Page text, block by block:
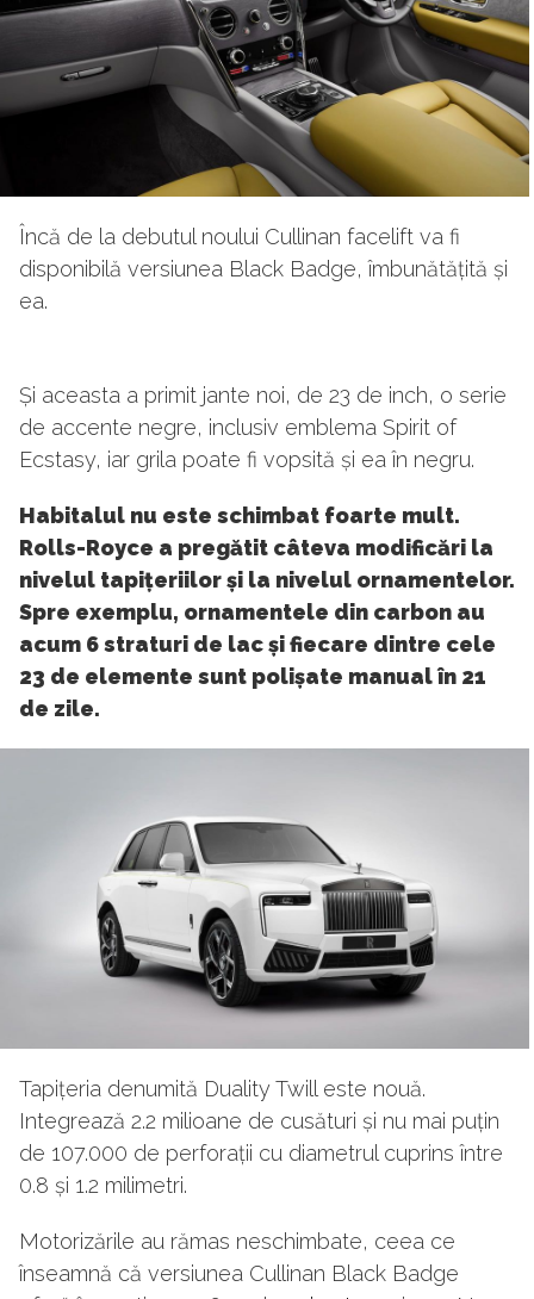
Încă de la debutul noului Cullinan facelift va fi
disponibilă versiunea Black Badge, îmbunătățită și
ea.
Și aceasta a primit jante noi, de 23 de inch, o serie
de accente negre, inclusiv emblema Spirit of
Ecstasy, iar grila poate fi vopsită și ea în negru.
Habitalul nu este schimbat foarte mult.
Rolls-Royce a pregătit câteva modificări la
nivelul tapițeriilor și la nivelul ornamentelor.
Spre exemplu, ornamentele din carbon au
acum 6 straturi de lac și fiecare dintre cele
23 de elemente sunt polișate manual în 21
de zile.
Tapițeria denumită Duality Twill este nouă.
Integrează 2.2 milioane de cusături și nu mai puțin
de 107.000 de perforații cu diametrul cuprins între
0.8 și 1.2 milimetri.
Motorizările au rămas neschimbate, ceea ce
înseamnă că versiunea Cullinan Black Badge